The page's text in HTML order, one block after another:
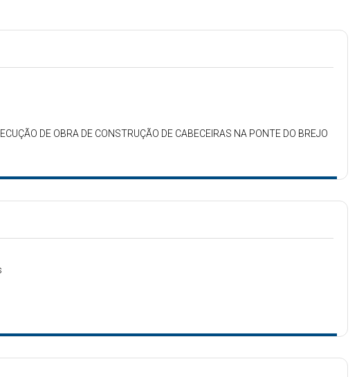
DE OBRA DE CONSTRUÇÃO DE CABECEIRAS NA PONTE DO BREJO